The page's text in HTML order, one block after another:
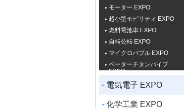
モーター EXPO
超小型モビリティ EXPO
燃料電池車 EXPO
自転公転 EXPO
マイクロバブル EXPO
ベーターチタンパイプ
EXPO
電気電子 EXPO
化学工業 EXPO